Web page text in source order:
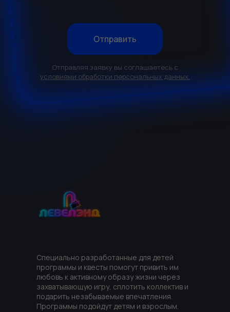
Отправить
Отправляя заявку вы соглашаетесь с
условиями обработки персональных данных.
Специально разработанные для детей
программы и квесты помогут привить им
любовь к активному образу жизни через
захватывающую игру, сплотить коллектив и
подарить незабываемые впечатления.
Программы подойдут детям и взрослым.